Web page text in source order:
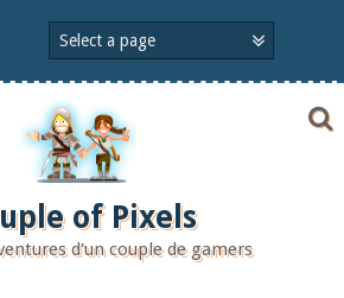
of Pixels
d'un couple de gamers